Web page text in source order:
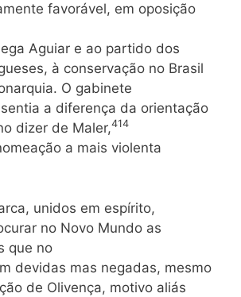
favorável, em oposição
Aguiar e ao partido dos
à conservação no Brasil
O gabinete
a diferença da orientação
dizer de Maler,414
a mais violenta
unidos em espírito,
no Novo Mundo as
que no
devidas mas negadas, mesmo
de Olivença, motivo aliás